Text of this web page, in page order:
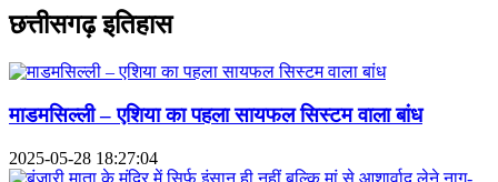
छत्तीसगढ़ इतिहास
माडमसिल्ली – एशिया का पहला सायफल सिस्टम वाला बांध
2025-05-28 18:27:04